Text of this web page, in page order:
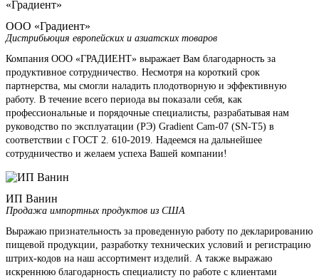
ООО «Градиент»
Дистрибьюция европейских и азиатских товаров
Компания ООО «ГРАДИЕНТ» выражает Вам благодарность за
продуктивное сотрудничество. Несмотря на короткий срок
партнерства, мы смогли наладить плодотворную и эффективную
работу. В течение всего периода вы показали себя, как
профессиональные и порядочные специалисты, разрабатывая нам
руководство по эксплуатации (РЭ) Gradient Cam-07 (SN-T5) в
соответствии с ГОСТ 2. 610-2019. Надеемся на дальнейшее
сотрудничество и желаем успеха Вашей компании!
ИП Ванин
Продажа импортных продуктов из США
Выражаю признательность за проведенную работу по декларированию
пищевой продукции, разработку технических условий и регистрацию
штрих-кодов на наш ассортимент изделий. А также выражаю
искреннюю благодарность специалисту по работе с клиентами